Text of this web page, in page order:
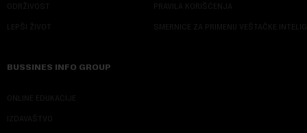
ODRŽIVOST
LEPŠI ŽIVOT
PRAVILA KORIŠĆENJA
SMERNICE ZA PRIMENU VEŠTAČKE
BUSSINES INFO GROUP
ONLINE EDUKACIJE
IZDAVAŠTVO